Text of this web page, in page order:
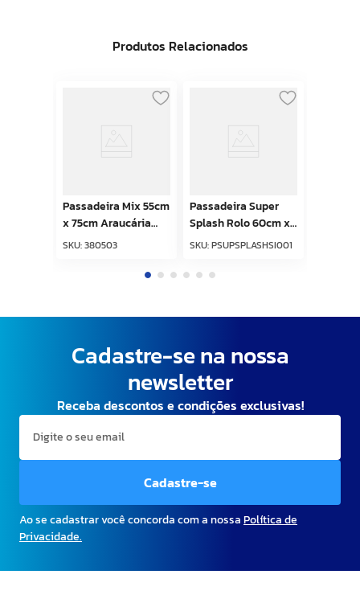
Produtos Relacionados
Passadeira Mix 55cm
x 75cm Araucária
Marrom Kapazi
SKU:380503
Passadeira Super
Splash Rolo 60cm x
15m Sisal Kapazi
SKU:PSUPSPLASHSI001
Cadastre-se na nossa
newsletter
Receba descontos e condições exclusivas!
Cadastre-se
Ao se cadastrar você concorda com a nossaPolítica de
Privacidade.